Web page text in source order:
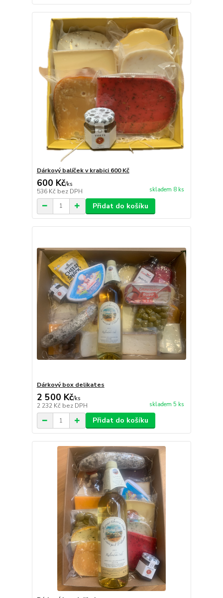
Dárkový balíček v krabici 600 Kč
600 Kč/ks
536 Kč bez DPH skladem 8 ks
Přidat do košíku
Dárkový box delikates
2 500 Kč/ks
2 232 Kč bez DPH skladem 5 ks
Přidat do košíku